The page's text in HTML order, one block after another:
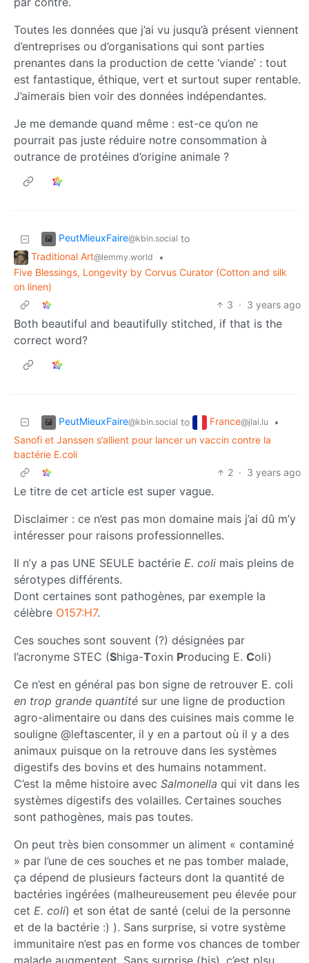
Toutes les données que j’ai vu jusqu’à présent viennent
d’entreprises ou d’organisations qui sont parties
prenantes dans la production de cette ‘viande’ : tout
est fantastique, éthique, vert et surtout super rentable.
J’aimerais bien voir des données indépendantes.
Je me demande quand même : est-ce qu’on ne
pourrait pas juste réduire notre consommation à
outrance de protéines d’origine animale ?
PeutMieuxFaire@kbin.social to
Traditional Art@lemmy.world
•
Five Blessings, Longevity by Corvus Curator (Cotton and silk
on linen)
3 · 3 years ago
Both beautiful and beautifully stitched, if that is the
correct word?
PeutMieuxFaire@kbin.social to France@jlai.lu
•
Sanofi et Janssen s’allient pour lancer un vaccin contre la
bactérie E.coli
2 · 3 years ago
Le titre de cet article est super vague.
Disclaimer : ce n’est pas mon domaine mais j’ai dû m’y
intéresser pour raisons professionnelles.
Il n’y a pas UNE SEULE bactérie E. coli mais pleins de
sérotypes différents.
Dont certaines sont pathogènes, par exemple la
célèbre O157:H7.
Ces souches sont souvent (?) désignées par
l’acronyme STEC (Shiga-Toxin Producing E. Coli)
Ce n’est en général pas bon signe de retrouver E. coli
en trop grande quantité sur une ligne de production
agro-alimentaire ou dans des cuisines mais comme le
souligne @leftascenter, il y en a partout où il y a des
animaux puisque on la retrouve dans les systèmes
digestifs des bovins et des humains notamment.
C’est la même histoire avec Salmonella qui vit dans les
systèmes digestifs des volailles. Certaines souches
sont pathogènes, mais pas toutes.
On peut très bien consommer un aliment « contaminé
» par l’une de ces souches et ne pas tomber malade,
ça dépend de plusieurs facteurs dont la quantité de
bactéries ingérées (malheureusement peu élevée pour
cet E. coli) et son état de santé (celui de la personne
et de la bactérie :) ). Sans surprise, si votre système
immunitaire n’est pas en forme vos chances de tomber